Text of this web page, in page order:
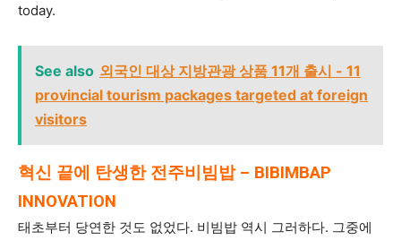
today.
See also 외국인 대상 지방관광 상품 11개 출시 - 11
provincial tourism packages targeted at foreign
visitors
혁신 끝에 탄생한 전주비빔밥 – BIBIMBAP
INNOVATION
태초부터 당연한 것도 없었다. 비빔밥 역시 그러하다. 그중에